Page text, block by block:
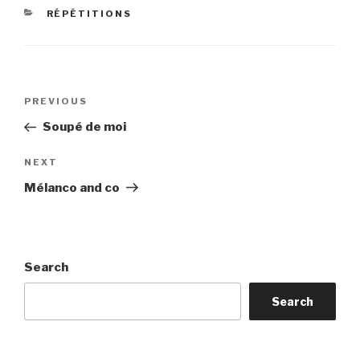
CATEGORIES
RÉPÉTITIONS
Previous
Post
PREVIOUS
Soupé de moi
Next
Post
NEXT
Mélanco and co
Search
Search